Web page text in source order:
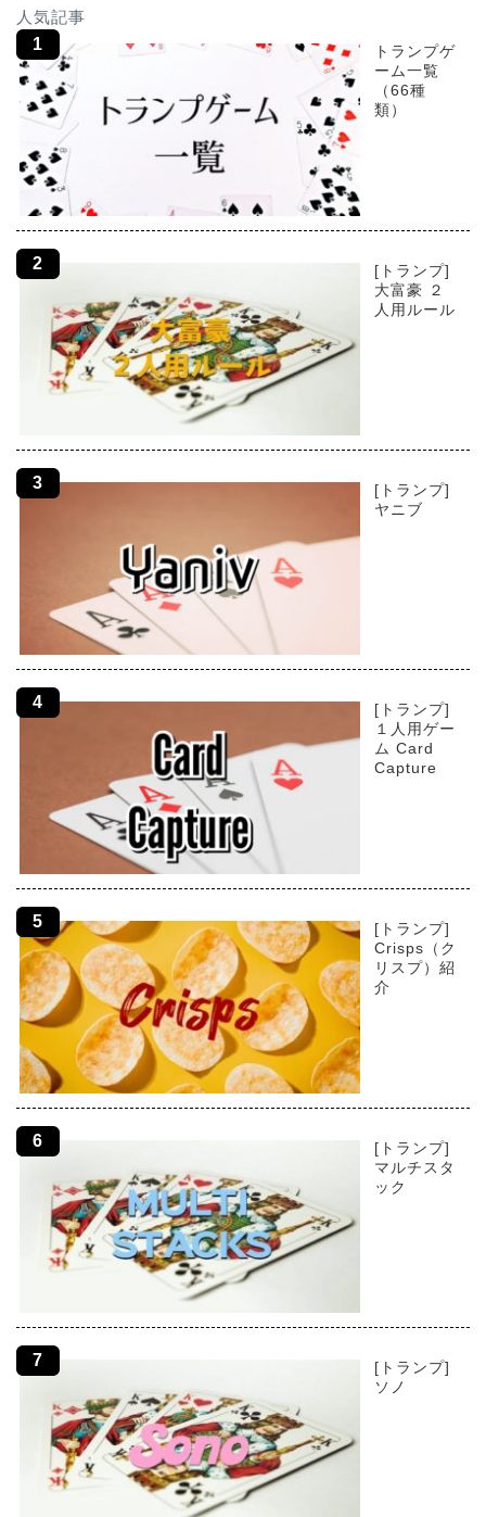
人気記事
トランプゲ
ーム一覧
（66種
類）
[トランプ]
大富豪 ２
人用ルール
[トランプ]
ヤニブ
[トランプ]
１人用ゲー
ム Card
Capture
[トランプ]
Crisps（ク
リスプ）紹
介
[トランプ]
マルチスタ
ック
[トランプ]
ソノ